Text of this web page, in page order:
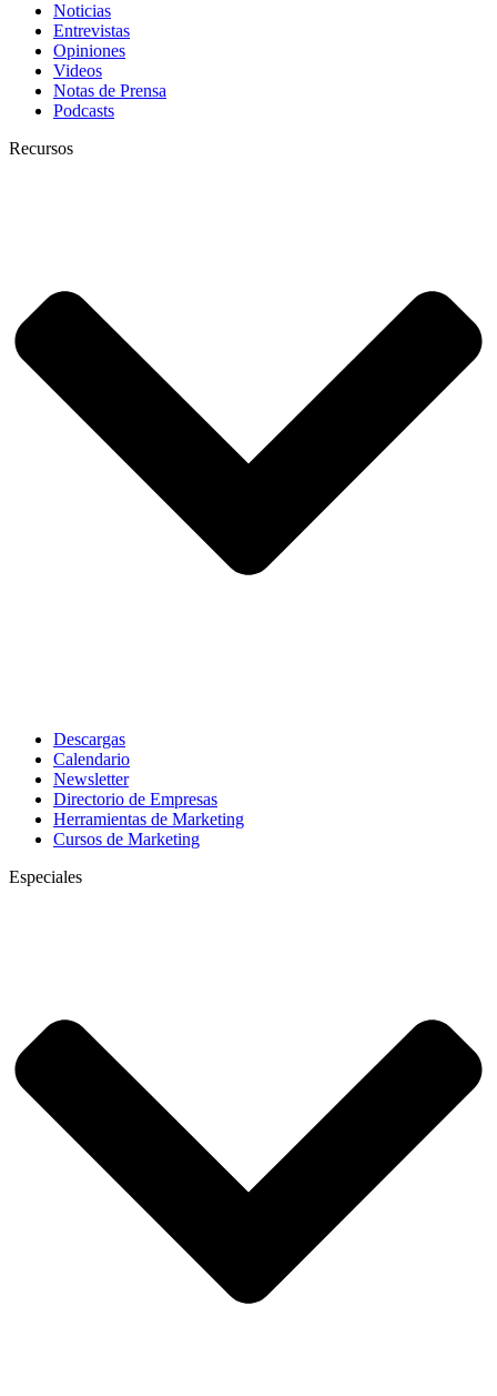
Noticias
Entrevistas
Opiniones
Videos
Notas de Prensa
Podcasts
Recursos
Descargas
Calendario
Newsletter
Directorio de Empresas
Herramientas de Marketing
Cursos de Marketing
Especiales